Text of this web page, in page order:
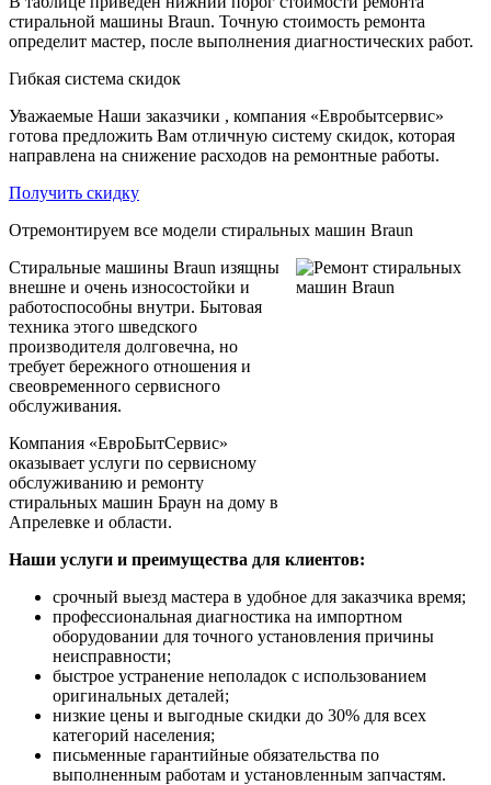
стиральной машины Braun. Точную стоимость ремонта
определит мастер, после выполнения диагностических работ.
Гибкая система скидок
Уважаемые Наши заказчики , компания «Евробытсервис»
готова предложить Вам отличную систему скидок, которая
направлена на снижение расходов на ремонтные работы.
Получить скидку
Отремонтируем все модели стиральных машин Braun
Стиральные машины Braun изящны
внешне и очень износостойки и
работоспособны внутри. Бытовая
техника этого шведского
производителя долговечна, но
требует бережного отношения и
свеовременного сервисного
обслуживания.
Компания «ЕвроБытСервис»
оказывает услуги по сервисному
обслуживанию и ремонту
стиральных машин Браун на дому в
Апрелевке и области.
Наши услуги и преимущества для клиентов:
срочный выезд мастера в удобное для заказчика время;
профессиональная диагностика на импортном
оборудовании для точного установления причины
неисправности;
быстрое устранение неполадок с использованием
оригинальных деталей;
низкие цены и выгодные скидки до 30% для всех
категорий населения;
письменные гарантийные обязательства по
выполненным работам и установленным запчастям.